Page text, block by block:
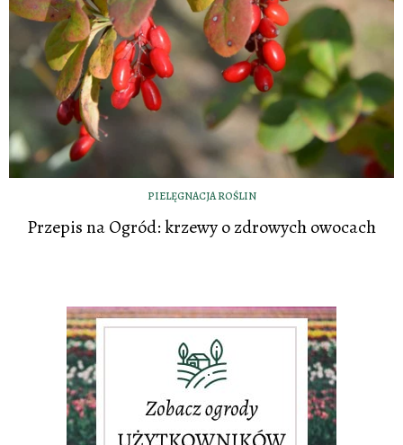
PIELĘGNACJA ROŚLIN
Przepis na Ogród: krzewy o zdrowych owocach